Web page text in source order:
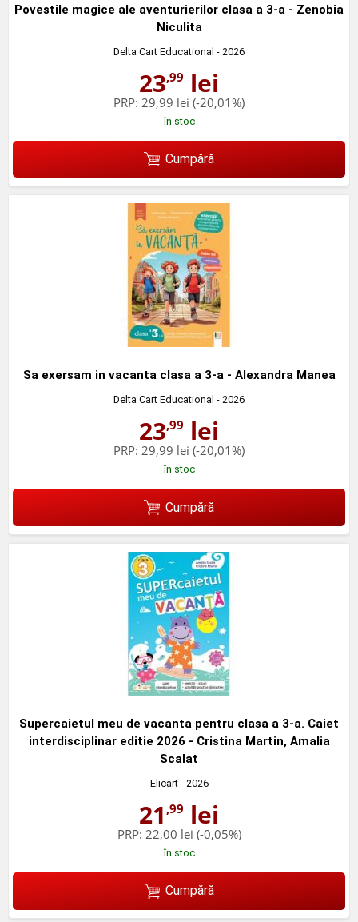
Povestile magice ale aventurierilor clasa a 3-a - Zenobia
Niculita
Delta Cart Educational - 2026
23,99 lei
PRP: 29,99 lei (-20,01%)
în stoc
Cumpără
Sa exersam in vacanta clasa a 3-a - Alexandra Manea
Delta Cart Educational - 2026
23,99 lei
PRP: 29,99 lei (-20,01%)
în stoc
Cumpără
Supercaietul meu de vacanta pentru clasa a 3-a. Caiet
interdisciplinar editie 2026 - Cristina Martin, Amalia
Scalat
Elicart- 2026
21 ,99 lei
PRP: 22,00 lei (-0,05%)
în stoc
Cumpără